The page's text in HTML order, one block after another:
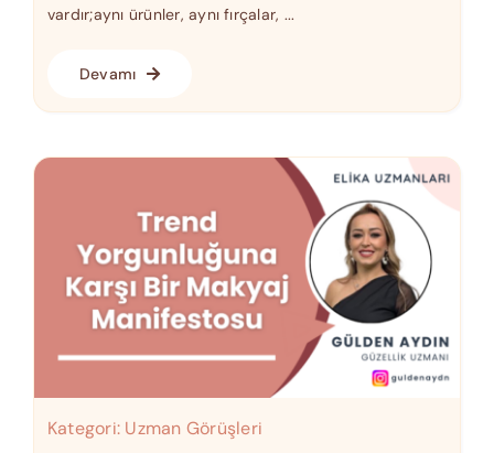
vardır;aynı ürünler, aynı fırçalar, ...
Devamı
Kategori: Uzman Görüşleri